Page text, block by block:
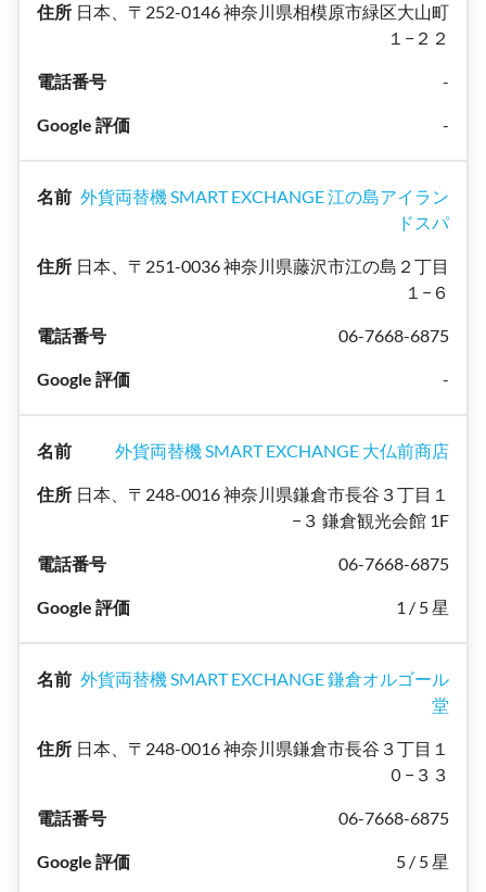
日本、〒252-0146 神奈川県相模原市緑区大山町
１−２２
-
-
外貨両替機 SMART EXCHANGE 江の島アイラン
ドスパ
日本、〒251-0036 神奈川県藤沢市江の島２丁目
１−６
06-7668-6875
-
外貨両替機 SMART EXCHANGE 大仏前商店
日本、〒248-0016 神奈川県鎌倉市長谷３丁目１
−３ 鎌倉観光会館 1F
06-7668-6875
1 / 5 星
外貨両替機 SMART EXCHANGE 鎌倉オルゴール
堂
日本、〒248-0016 神奈川県鎌倉市長谷３丁目１
０−３３
06-7668-6875
5 / 5 星